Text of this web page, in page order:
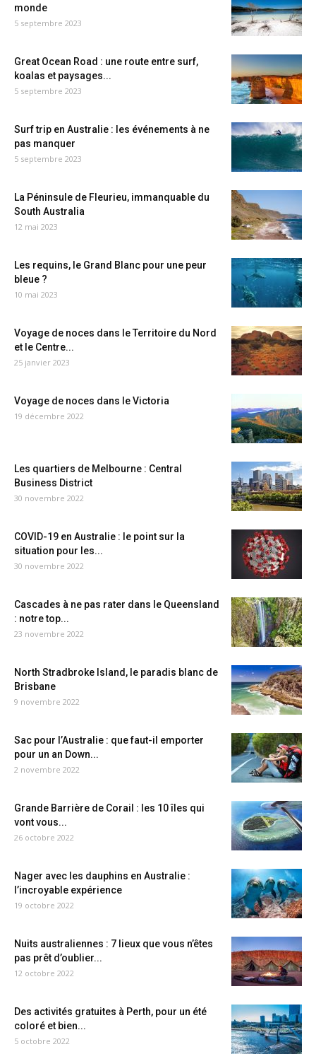
monde
5 septembre 2023
Great Ocean Road : une route entre surf,
koalas et paysages...
5 septembre 2023
Surf trip en Australie : les événements à ne
pas manquer
5 septembre 2023
La Péninsule de Fleurieu, immanquable du
South Australia
12 mai 2023
Les requins, le Grand Blanc pour une peur
bleue ?
10 mai 2023
Voyage de noces dans le Territoire du Nord
et le Centre...
25 janvier 2023
Voyage de noces dans le Victoria
19 décembre 2022
Les quartiers de Melbourne : Central
Business District
30 novembre 2022
COVID-19 en Australie : le point sur la
situation pour les...
30 novembre 2022
Cascades à ne pas rater dans le Queensland
: notre top...
23 novembre 2022
North Stradbroke Island, le paradis blanc de
Brisbane
9 novembre 2022
Sac pour l’Australie : que faut-il emporter
pour un an Down...
2 novembre 2022
Grande Barrière de Corail : les 10 îles qui
vont vous...
26 octobre 2022
Nager avec les dauphins en Australie :
l’incroyable expérience
19 octobre 2022
Nuits australiennes : 7 lieux que vous n’êtes
pas prêt d’oublier...
12 octobre 2022
Des activités gratuites à Perth, pour un été
coloré et bien...
5 octobre 2022